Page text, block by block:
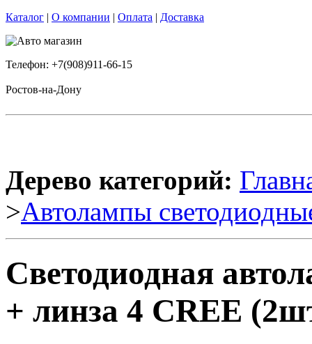
Каталог | О компании | Оплата | Доставка
Телефон: +7(908)911-66-15
Ростов-на-Дону
Дерево категорий:
>Автолампы
Светодиодная
+ линза 4 CREE